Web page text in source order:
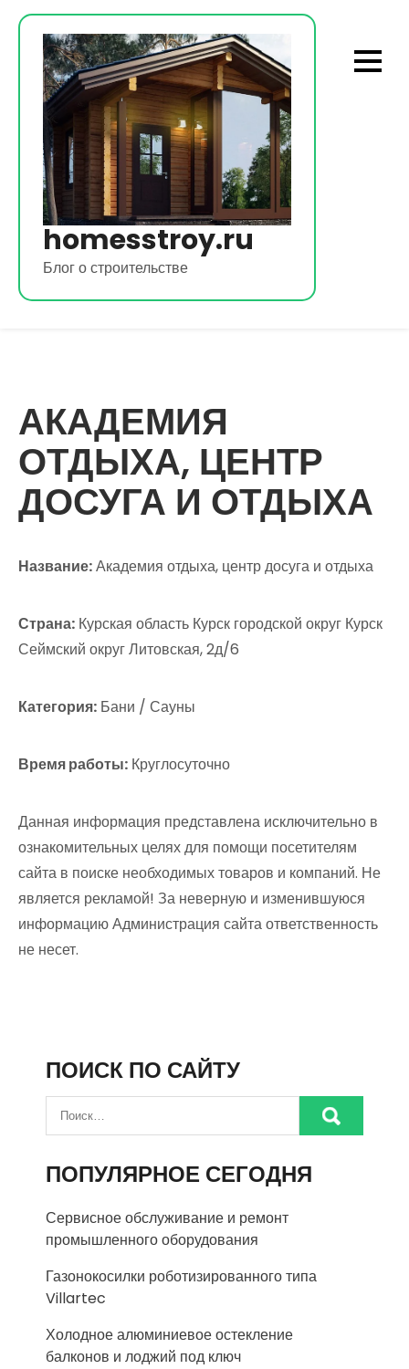
Перейти
содержимому
homesstroy.ru
Блог о строительстве
АКАДЕМИЯ
ОТДЫХА, ЦЕНТР
ДОСУГА И ОТДЫХА
Название:Академия отдыха, центр досуга и отдыха
Страна: Курская область Курск городской округ Курск
Сеймский округ Литовская, 2д/6
Категория: Бани / Сауны
Время работы: Круглосуточно
Данная информация представлена исключительно в
ознакомительных целях для помощи посетителям
сайта в поиске необходимых товаров и компаний. Не
является рекламой! За неверную и изменившуюся
информацию Администрация сайта ответственность
не несет.
ПОИСК ПО САЙТУ
ПОПУЛЯРНОЕ СЕГОДНЯ
Сервисное обслуживание и ремонт
промышленного оборудования
Газонокосилки роботизированного типа
Villartec
Холодное алюминиевое остекление
балконов и лоджий под ключ